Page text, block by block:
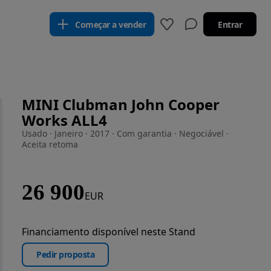
Começar a vender Entrar
MINI Clubman John Cooper
Works ALL4
Usado · Janeiro · 2017 · Com garantia · Negociável ·
Aceita retoma
26 900EUR
Financiamento disponível neste Stand
Pedir proposta